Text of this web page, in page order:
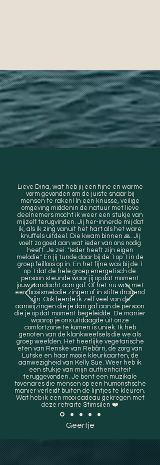
Lieve Dina, wat heb jij een fijne en warme
vorm gevonden om de juiste snaar bij
mensen te raken! In een knusse, veilige
omgeving middenin de natuur met lieve
deelnemers mocht ik weer een stukje van
mijzelf terugvinden. Jij her-innerde mij dat
ik, als ik zing vanuit het hart als het ware
knuffels uitdeel. Die kwam binnen 🙏. Jij
voelt zo goed aan wat ieder van ons nodig
heeft. Je zei: "Ieder heeft zijn eigen
melodie." En jij tunde daar bij de 1 op 1 in de
groep feilloos op in. En het fijne was bij de 1
op 1 dat de hele groep energetisch de
persoon steunde waar jij op dat moment
jouw aandacht aan gaf. Of het nu was met
een basismelodie zingen of in stilte dragend
zijn. Ook leerde ik zelf veel van de
aanwijzingen die je dan gaf aan de persoon
die je op dat moment begeleidde. De manier
waarop je ons uitdaagde uit onze
comfortzone te komen is uniek. Ik heb
genoten van de klankweefsels die we als
groep weefden. Het heerlijke vegetarische
eten van Renske van Rebårn, de zorg van
Lutske en haar mooie kleurkaarten, de
aanwezigheid van Kelly Sue. Weer heb ik
een stukje van mijn authenticiteit
teruggevonden. Je bent een muzikale
tovenares die mensen op een humoristische
manier verleidt buiten de lijntjes te kleuren.
Wat heb ik een mooi cadeau gekregen met
deze retraite Stimsilen ❤️
Geertje